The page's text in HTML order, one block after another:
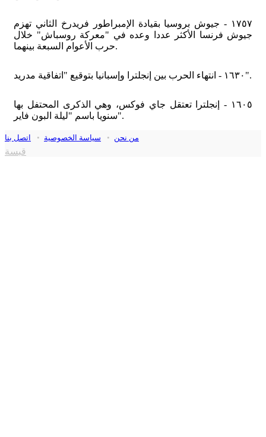
١٧٥٧ - جيوش بروسيا بقيادة الإمبراطور فريدرخ الثاني تهزم
جيوش فرنسا الأكثر عددا وعده في "معركة روسباش" خلال
حرب الأعوام السبعة بينهما.
١٦٣٠ - انتهاء الحرب بين إنجلترا وإسبانيا بتوقيع "اتفاقية مدريد".
١٦٠٥ - إنجلترا تعتقل جاي فوكس، وهي الذكرى المحتفل بها
سنويا باسم "ليلة البون فاير".
من نحن • سياسة الخصوصية • اتصل بنا
قبسة